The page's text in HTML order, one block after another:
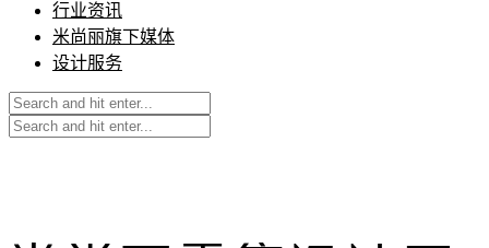
行业资讯
米尚丽旗下媒体
设计服务